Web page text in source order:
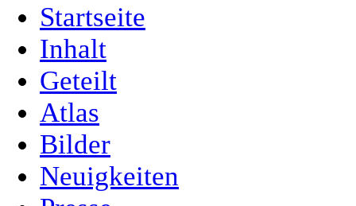
Startseite
Inhalt
Geteilt
Atlas
Bilder
Neuigkeiten